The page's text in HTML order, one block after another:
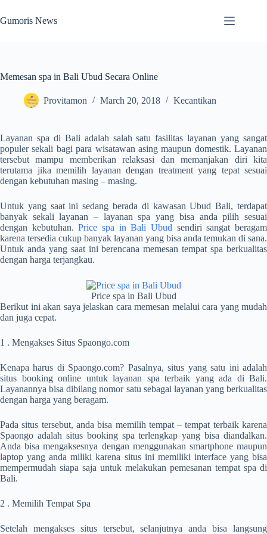
to
content
Gumoris News
Memesan spa in Bali Ubud Secara Online
Provitamon March 20, 2018 Kecantikan
Layanan spa di Bali adalah salah satu fasilitas layanan yang sangat
populer sekali bagi para wisatawan asing maupun domestik. Layanan
tersebut mampu memberikan relaksasi dan memanjakan diri kita
terutama jika memilih layanan dengan treatment yang tepat sesuai
dengan kebutuhan masing – masing.
Untuk yang saat ini sedang berada di kawasan Ubud Bali, terdapat
banyak sekali layanan – layanan spa yang bisa anda pilih sesuai
dengan kebutuhan.Price spa in Bali Ubud sendiri sangat beragam
karena tersedia cukup banyak layanan yang bisa anda temukan di sana.
Untuk anda yang saat ini berencana memesan tempat spa berkualitas
dengan harga terjangkau.
Price spa in Bali Ubud
Berikut ini akan saya jelaskan cara memesan melalui cara yang mudah
dan juga cepat.
1 . Mengakses Situs Spaongo.com
Kenapa harus di Spaongo.com? Pasalnya, situs yang satu ini adalah
situs booking online untuk layanan spa terbaik yang ada di Bali.
Layanannya bisa dibilang nomor satu sebagai layanan yang berkualitas
dengan harga yang beragam.
Pada situs tersebut, anda bisa memilih tempat – tempat terbaik karena
Spaongo adalah situs booking spa terlengkap yang bisa diandalkan.
Anda bisa mengaksesnya dengan menggunakan smartphone maupun
laptop yang anda miliki karena situs ini memiliki interface yang bisa
mempermudah siapa saja untuk melakukan pemesanan tempat spa di
Bali.
2 . Memilih Tempat Spa
Setelah mengakses situs tersebut, selanjutnya anda bisa langsung